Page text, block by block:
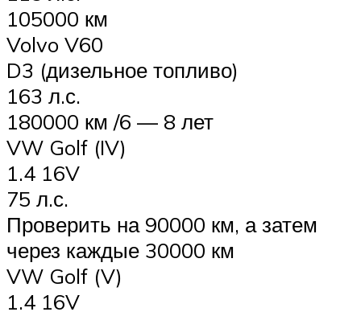
105000 км
Volvo V60
D3 (дизельное топливо)
163 л.с.
180000 км /6 — 8 лет
VW Golf (IV)
1.4 16V
75 л.с.
Проверить на 90000 км, а затем
через каждые 30000 км
VW Golf (V)
1.4 16V